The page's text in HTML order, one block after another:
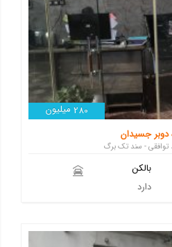
280 میلیون
دوبر جسیدان
توافقی - سند تک برگ
بالکن
دارد